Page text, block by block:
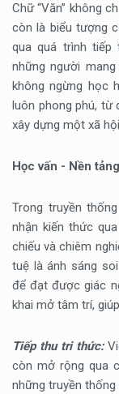
Chữ “Văn” không
còn là biểu tượng
qua quá trình tiếp
những người
không ngừng học
luôn phong phú,
xây dựng một xã
Học vấn - Nền
Trong truyền
nhận kiến thức
chiếu và chiêm
tuệ là ánh sáng
để đạt được giác
khai mở tâm trí,
Tiếp thu tri thức:
còn mở rộng qua
những truyền